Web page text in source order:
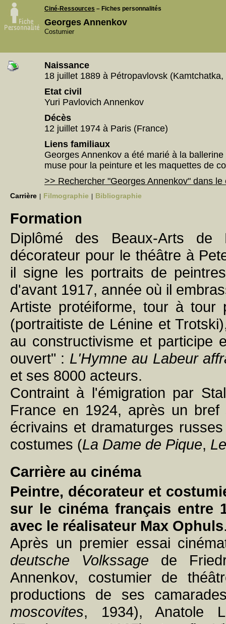
Ciné-Ressources – Fiches personnalités
Georges Annenkov
Costumier
Naissance
18 juillet 1889 à Pétropavlovsk (Kamtchatka,
Etat civil
Yuri Pavlovich Annenkov
Décès
12 juillet 1974 à Paris (France)
Liens familiaux
Georges Annenkov a été marié à la
muse pour la peinture et les maquettes de
>> Rechercher "Georges Annenkov" dans
Carrière Filmographie Bibliographie
Formation
Diplômé des Beaux-Arts de
décorateur pour le théâtre à
il signe les portraits de
d'avant 1917, année où il
Artiste protéiforme, tour à tour
(portraitiste de Lénine et
au constructivisme et participe
ouvert" : L'Hymne au Labeur
et ses 8000 acteurs.
Contraint à l'émigration par
France en 1924, après un
écrivains et dramaturges
costumes (La Dame de Pique,
Carrière au cinéma
Peintre, décorateur et
sur le cinéma français entre
avec le réalisateur Max Ophuls
Après un premier essai
deutsche Volkssage de
Annenkov, costumier de
productions de ses
moscovites, 1934), Anatole